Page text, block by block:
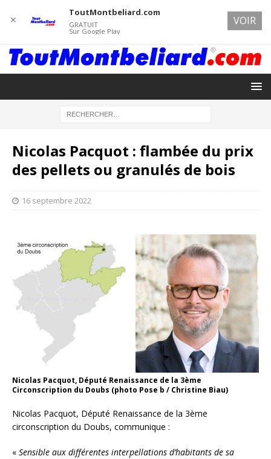
Nicolas Pacquot : flambée du prix
des pellets ou granulés de bois
16 septembre 2022
Nicolas Pacquot, Député Renaissance de la 3ème
Circonscription du Doubs (photo Pose b / Christine Biau)
Nicolas Pacquot, Député Renaissance de la 3ème
circonscription du Doubs, communique :
« Sensible aux différentes interpellations d’habitants de sa
✕
ToutMontbeliard.com
GRATUIT
Sur Google Play
VOIR